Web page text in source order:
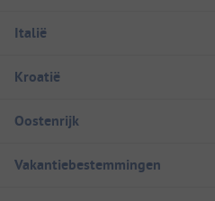
Italië
Kroatië
Oostenrijk
Vakantiebestemmingen